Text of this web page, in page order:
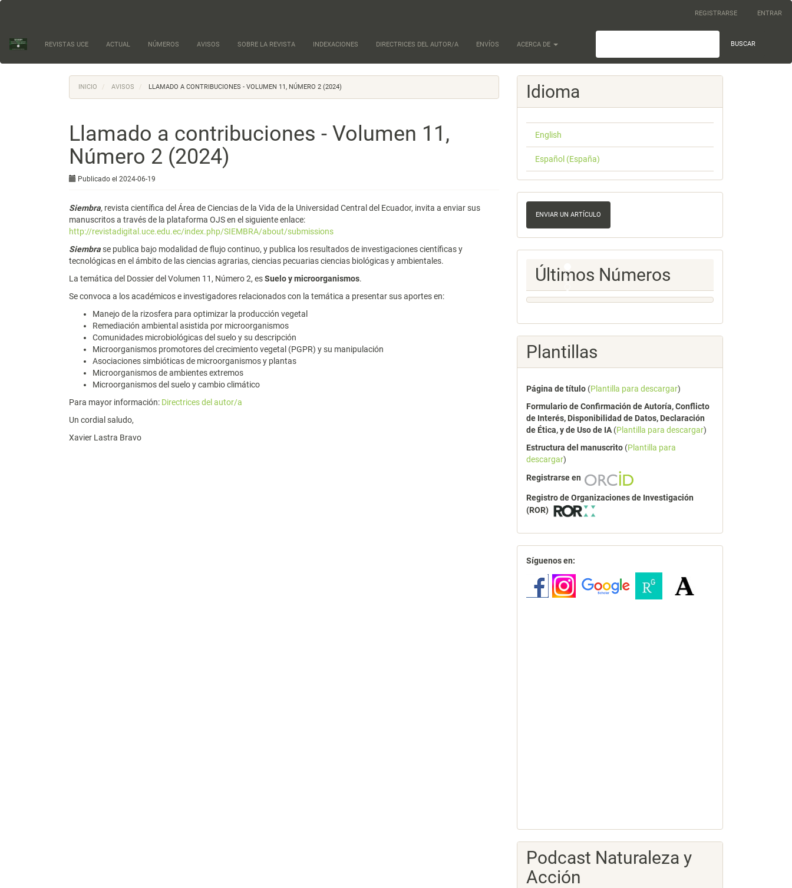
principal
Barra
lateral
REGISTRARSE ENTRAR
REVISTAS UCE ACTUAL NÚMEROS AVISOS SOBRE LA REVISTA INDEXACIONES DIRECTRICES DEL AUTOR/A ENVÍOS ACERCA DE BUSCAR
INICIO AVISOS LLAMADO A CONTRIBUCIONES - VOLUMEN 11, NÚMERO 2 (2024)
Llamado a contribuciones - Volumen 11,
Número 2 (2024)
Publicado el 2024-06-19
Siembra, revista científica del Área de Ciencias de la Vida de la Universidad Central del Ecuador, invita a enviar sus
manuscritos a través de la plataforma OJS en el siguiente enlace:
http://revistadigital.uce.edu.ec/index.php/SIEMBRA/about/submissions
Siembrase publica bajo modalidad de flujo continuo, y publica los resultados de investigaciones científicas y
tecnológicas en el ámbito de las ciencias agrarias, ciencias pecuarias ciencias biológicas y ambientales.
La temática del Dossier del Volumen 11, Número 2, esSuelo y microorganismos.
Se convoca a los académicos e investigadores relacionados con la temática a presentar sus aportes en:
Manejo de la rizosfera para optimizar la producción vegetal
Remediación ambiental asistida por microorganismos
Comunidades microbiológicas del suelo y su descripción
Microorganismos promotores del crecimiento vegetal (PGPR) y su manipulación
Asociaciones simbióticas de microorganismos y plantas
Microorganismos de ambientes extremos
Microorganismos del suelo y cambio climático
Para mayor información: Directrices del autor/a
Un cordial saludo,
Xavier Lastra Bravo
Idioma
English
Español (España)
Enviar
un
artículo
ENVIAR UN ARTÍCULO
Ultimos
Numeros
Últimos Números
Plantillas
Página de título (Plantilla para descargar)
Formulario de Confirmación de Autoría, Conflicto
de Interés, Disponibilidad de Datos, Declaración
de Ética, y de Uso de IA (Plantilla para descargar)
Estructura del manuscrito (Plantilla para
descargar)
Registrarse en
Registro de Organizaciones de Investigación
(ROR)
redes
Síguenos en:
Podcast Naturaleza y
Acción